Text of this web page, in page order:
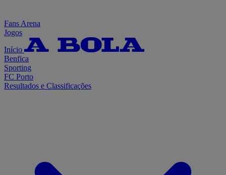
Fans Arena
Jogos
Início
Benfica
Sporting
FC Porto
Resultados e Classificações